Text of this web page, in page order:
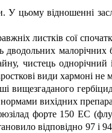
цьому відношенні
листків сої
малорічних
чистець
види хармоні не
вищезгаданого
вихідних
форте 150 ЕС
відповідно 97 і